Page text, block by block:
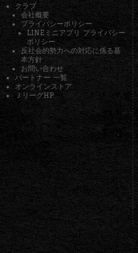
クラブ
会社概要
プライバシーポリシー
LINEミニアプリ プライバシー
ポリシー
反社会的勢力への対応に係る基
本方針
お問い合わせ
パートナー 一覧
オンラインストア
ＪリーグHP